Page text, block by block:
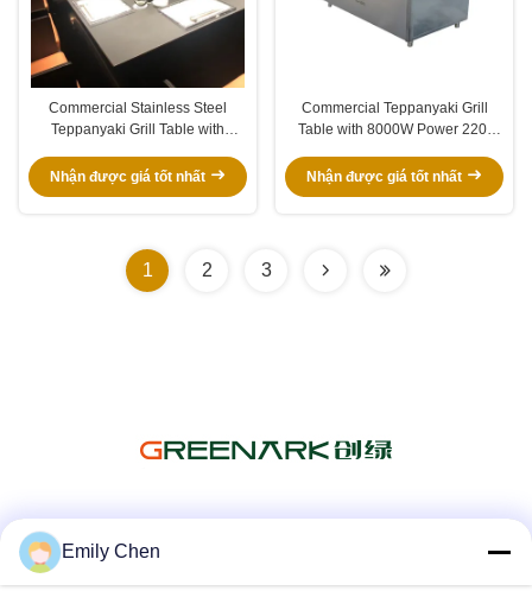
Commercial Stainless Steel
Teppanyaki Grill Table with
500*400mm Cooking Area and
Nhận được giá tốt nhất
Commercial Teppanyaki Grill
Table with 8000W Power 220-
Customized Size for Restaurants
Nhận được giá tốt nhất
1 2 3
Emily Chen